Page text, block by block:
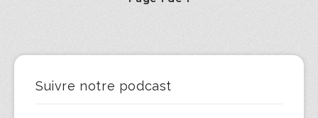
Suivre notre podcast